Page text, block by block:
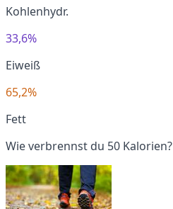
Kohlenhydr.
33,6%
Eiweiß
65,2%
Fett
Wie verbrennst du 50 Kalorien?